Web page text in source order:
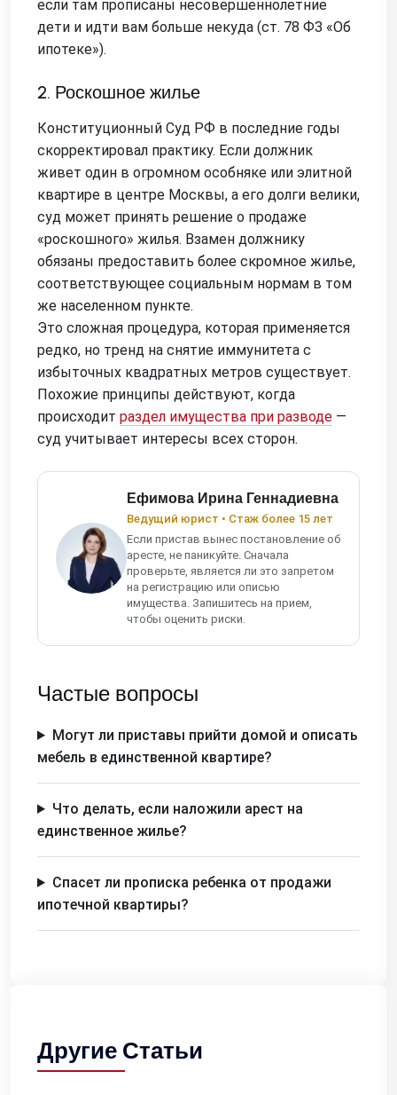
если там прописаны несовершеннолетние
дети и идти вам больше некуда (ст. 78 ФЗ «Об
ипотеке»).
2. Роскошное жилье
Конституционный Суд РФ в последние годы
скорректировал практику. Если должник
живет один в огромном особняке или элитной
квартире в центре Москвы, а его долги велики,
суд может принять решение о продаже
«роскошного» жилья. Взамен должнику
обязаны предоставить более скромное жилье,
соответствующее социальным нормам в том
же населенном пункте.
Это сложная процедура, которая применяется
редко, но тренд на снятие иммунитета с
избыточных квадратных метров существует.
Похожие принципы действуют, когда
происходит раздел имущества при разводе —
суд учитывает интересы всех сторон.
Ефимова Ирина Геннадиевна
Ведущий юрист • Стаж более 15 лет
Если пристав вынес постановление об
аресте, не паникуйте. Сначала
проверьте, является ли это запретом
на регистрацию или описью
имущества. Запишитесь на прием,
чтобы оценить риски.
Частые вопросы
Могут ли приставы прийти домой и описать
мебель в единственной квартире?
Что делать, если наложили арест на
единственное жилье?
Спасет ли прописка ребенка от продажи
ипотечной квартиры?
Другие Статьи